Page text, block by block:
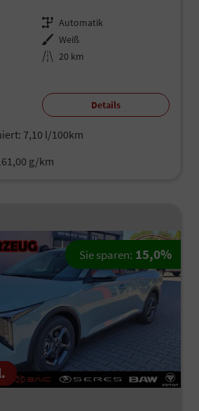
Getriebe Automatik
Außenfarbe Weiß
Kilometerstand 20 km
Details
7,10 l/100km
g/km
Sie sparen: 15,0%